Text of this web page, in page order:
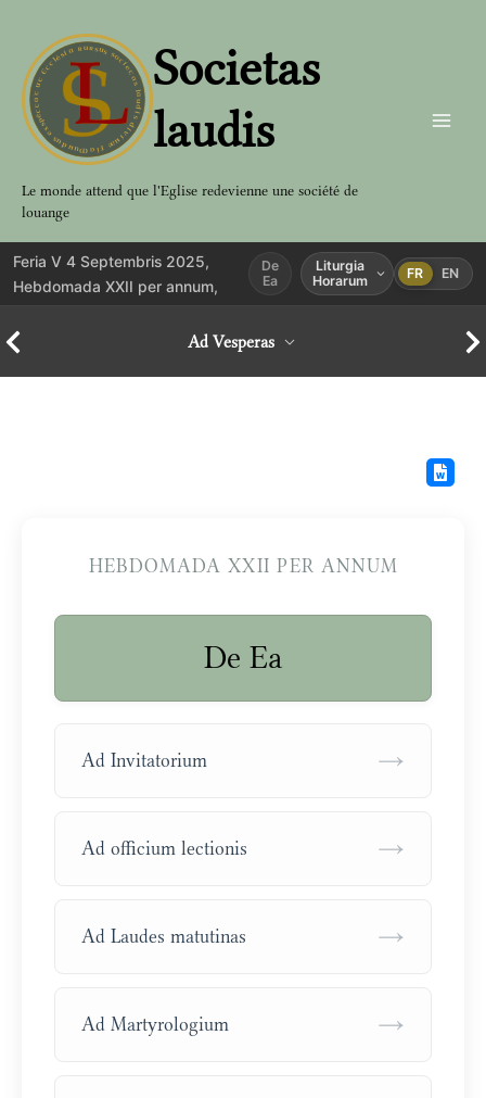
contenu
Societas
laudis
Le monde attend que l'Eglise redevienne une société de
louange
Feria V 4 Septembris 2025,
Hebdomada XXII per annum,
De
Ea
Liturgia
Horarum
FR EN
Ad Vesperas
HEBDOMADA XXII PER ANNUM
De Ea
Ad Invitatorium →
Ad officium lectionis →
Ad Laudes matutinas →
Ad Martyrologium →